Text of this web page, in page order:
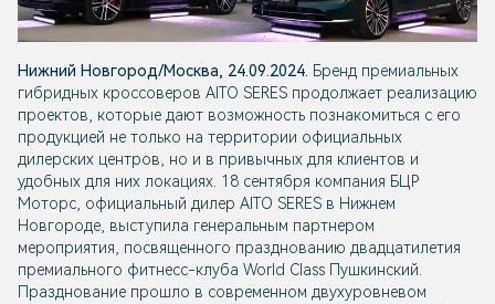
Нижний Новгород/Москва, 24.09.2024. Бренд премиальных
гибридных кроссоверов AITO SERES продолжает реализацию
проектов, которые дают возможность познакомиться с его
продукцией не только на территории официальных
дилерских центров, но и в привычных для клиентов и
удобных для них локациях. 18 сентября компания БЦР
Моторс, официальный дилер AITO SERES в Нижнем
Новгороде, выступила генеральным партнером
мероприятия, посвященного празднованию двадцатилетия
премиального фитнесс-клуба World Class Пушкинский.
Празднование прошло в современном двухуровневом